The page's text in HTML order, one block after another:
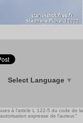
Select Language ▼
à l'article L 122-5 du code de la
expresse de l'auteur."